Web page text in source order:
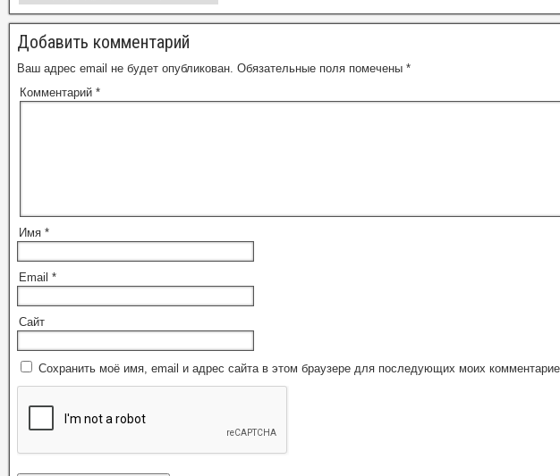
Добавить комментарий
Ваш адрес email не будет опубликован. Обязательные поля помечены *
Комментарий *
Имя *
Email *
Сайт
Сохранить моё имя, email и адрес сайта в этом браузере для последующих моих